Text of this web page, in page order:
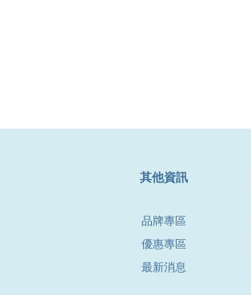
其他資訊
品牌專區
優惠專區
最新消息